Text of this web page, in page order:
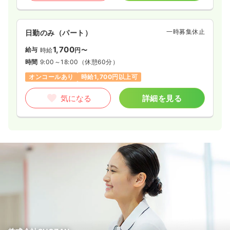
日勤のみ（パート） 一時募集休止
給与 時給1,700円〜
時間 9:00～18:00 （休憩60分）
オンコールあり
時給1,700円以上可
気になる 詳細を見る